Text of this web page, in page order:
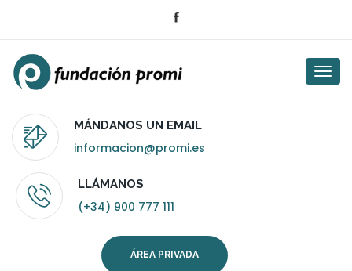
MÁNDANOS UN EMAIL
informacion@promi.es
LLÁMANOS
(+34) 900 777 111
ÁREA PRIVADA